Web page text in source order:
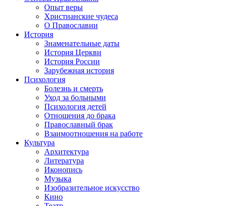
Опыт веры
Христианские чудеса
О Православии
История
Знаменательные даты
История Церкви
История России
Зарубежная история
Психология
Болезнь и смерть
Уход за больными
Психология детей
Отношения до брака
Православный брак
Взаимоотношения на работе
Культура
Архитектура
Литература
Иконопись
Музыка
Изобразительное искусство
Кино